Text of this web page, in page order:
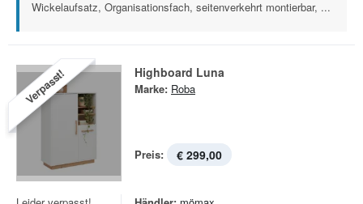
Wickelaufsatz, Organisationsfach, seitenverkehrt montierbar, ...
Verpasst! Highboard Luna
Marke: Roba
Preis: € 299,00